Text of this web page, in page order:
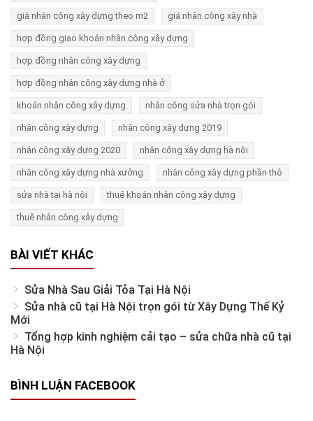
giá nhân công xây dựng theo m2 giá nhân công xây nhà
hợp đồng giao khoán nhân công xây dựng
hợp đồng nhân công xây dựng
hợp đồng nhân công xây dựng nhà ở
khoán nhân công xây dựng nhân công sửa nhà trọn gói
nhân công xây dựng nhân công xây dựng 2019
nhân công xây dựng 2020 nhân công xây dựng hà nội
nhân công xây dựng nhà xưởng nhân công xây dựng phần thô
sửa nhà tại hà nội thuê khoán nhân công xây dựng
thuê nhân công xây dựng
BÀI VIẾT KHÁC
Sửa Nhà Sau Giải Tỏa Tại Hà Nội
Sửa nhà cũ tại Hà Nội trọn gói từ Xây Dựng Thế Kỷ
Mới
Tổng hợp kinh nghiệm cải tạo – sửa chữa nhà cũ tại
Hà Nội
BÌNH LUẬN FACEBOOK